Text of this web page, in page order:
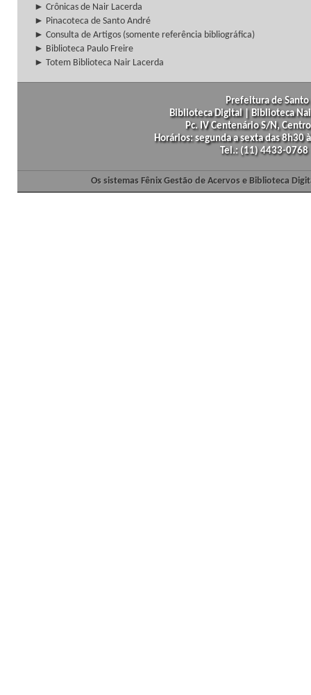
► Crônicas de Nair Lacerda
► Pinacoteca de Santo André
► Consulta de Artigos (somente referência bibliográfica)
► Biblioteca Paulo Freire
► Totem Biblioteca Nair Lacerda
Prefeitura de
Biblioteca Digital | Biblioteca
Pc. IV Centenário S/N,
Horários: segunda a sexta das
Tel.: (11) 4433-
Os sistemas Fênix Gestão de Acervos e Biblioteca